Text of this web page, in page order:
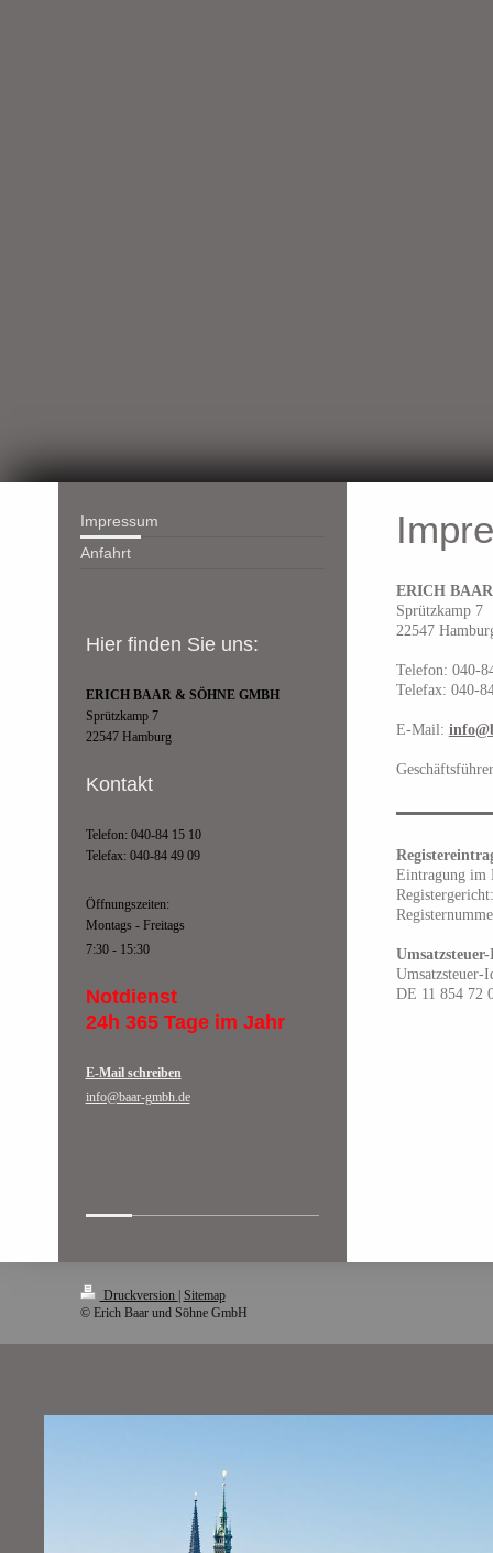
ERICH
Sprützkamp 7
22547
Telefon: 040-
Telefax: 040-
E-Mail:
Eintragung im
Umsatzsteuer-
DE 11 854 72
Impressum
Anfahrt
Hier finden Sie uns:
ERICH BAAR & SÖHNE GMBH
Sprützkamp 7
22547 Hamburg
Kontakt
Telefon: 040-84 15 10
Telefax: 040-84 49 09
Öffnungszeiten:
Montags - Freitags
7:30 - 15:30
Notdienst
24h 365 Tage im Jahr
E-Mail schreiben
info@baar-gmbh.de
Druckversion Sitemap
© Erich Baar und Söhne GmbH